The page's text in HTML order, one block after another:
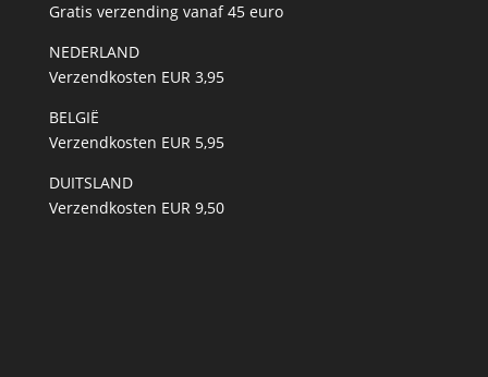
Gratis verzending vanaf 45 euro
NEDERLAND
Verzendkosten EUR 3,95
BELGIË
Verzendkosten EUR 5,95
DUITSLAND
Verzendkosten EUR 9,50